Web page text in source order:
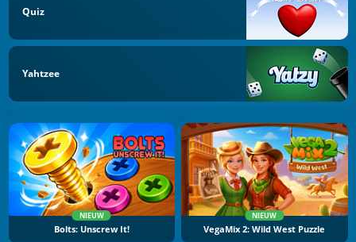
Quiz
Yahtzee
NIEUW
Bolts: Unscrew It!
NIEUW
VegaMix 2: Wild West Puzzle